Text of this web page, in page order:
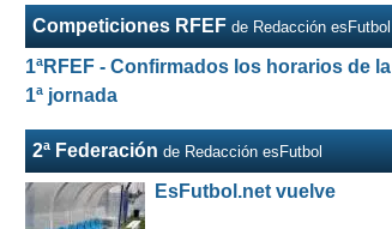
Competiciones RFEF de Redacción esFutbol
1ªRFEF - Confirmados los horarios de la
1ª jornada
2ª Federación de Redacción esFutbol
EsFutbol.net vuelve